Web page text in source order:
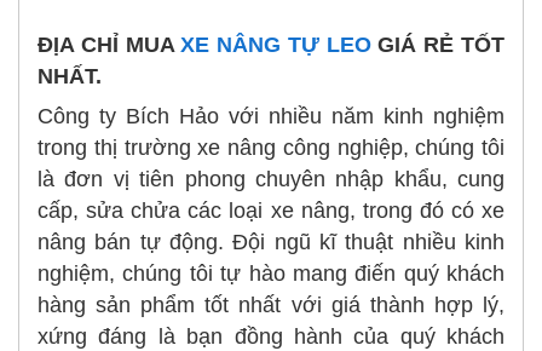
ĐỊA CHỈ MUAXE NÂNG TỰ LEOGIÁ RẺ TỐT
NHẤT.
Công ty Bích Hảo với nhiều năm kinh nghiệm
trong thị trường xe nâng công nghiệp, chúng tôi
là đơn vị tiên phong chuyên nhập khẩu, cung
cấp, sửa chửa các loại xe nâng, trong đó có xe
nâng bán tự động. Đội ngũ kĩ thuật nhiều kinh
nghiệm, chúng tôi tự hào mang điến quý khách
hàng sản phẩm tốt nhất với giá thành hợp lý,
xứng đáng là bạn đồng hành của quý khách